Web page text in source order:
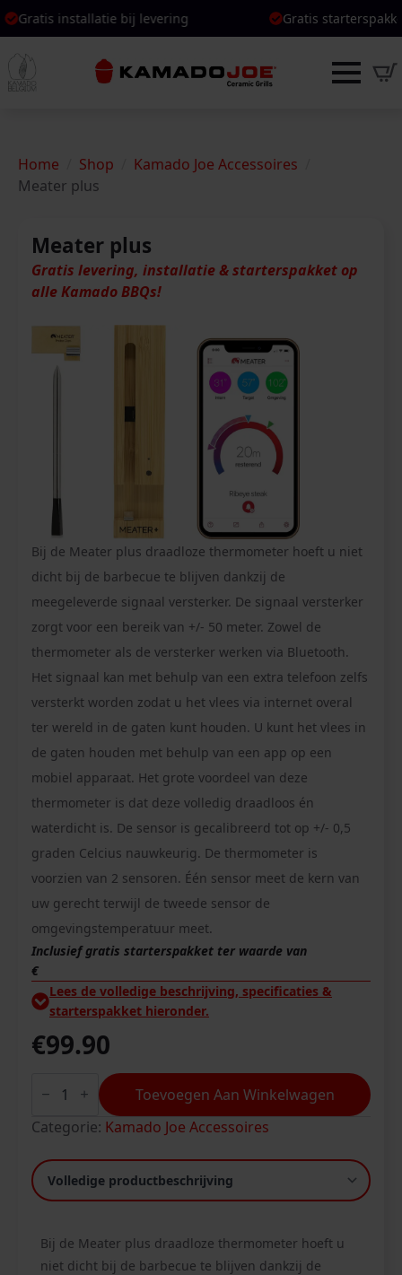
installatie bij levering Gratis starterspakket bij
installatie bij levering Gratis starterspakket bij
Home Shop
Kamado Joe Accessoires
Meater plus
Meater plus
Gratis levering, installatie & starterspakket op
alle Kamado BBQs!
Bij de Meater plus draadloze thermometer hoeft u niet
dicht bij de barbecue te blijven dankzij de
meegeleverde signaal versterker. De signaal versterker
zorgt voor een bereik van +/- 50 meter. Zowel de
thermometer als de versterker werken via Bluetooth.
Het signaal kan met behulp van een extra telefoon zelfs
versterkt worden zodat u het vlees via internet overal
ter wereld in de gaten kunt houden. U kunt het vlees in
de gaten houden met behulp van een app op een
mobiel apparaat. Het grote voordeel van deze
thermometer is dat deze volledig draadloos én
waterdicht is. De sensor is gecalibreerd tot op +/- 0,5
graden Celcius nauwkeurig. De thermometer is
voorzien van 2 sensoren. Één sensor meet de kern van
uw gerecht terwijl de tweede sensor de
omgevingstemperatuur meet.
Inclusief gratis starterspakket ter waarde van
€
Lees de volledige beschrijving, specificaties &
starterspakket hieronder.
€99.90
plus
Toevoegen Aan Winkelwagen
Categorie: Kamado Joe Accessoires
Bij de Meater plus draadloze thermometer hoeft u
niet dicht bij de barbecue te blijven dankzij de